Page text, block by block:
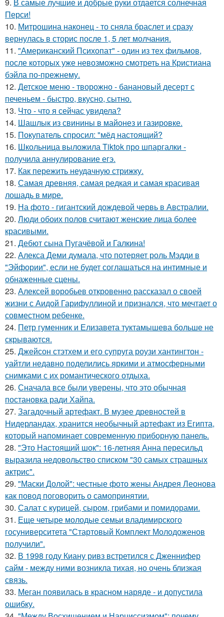
9. В самые лучшие и добрые руки отдается солнечная
Перси!
10. Митрошина наконец - то сняла браслет и сразу
вернулась в сторис после 1, 5 лет молчания.
11. "Американский Психопат" - один из тех фильмов,
после которых уже невозможно смотреть на Кристиана
бэйла по-прежнему.
12. Детское меню - творожно - банановый десерт с
печеньем - быстро, вкусно, сытно.
13. Что - что я сейчас увидела?
14. Шашлык из свинины в майонез и газировке.
15. Покупатель спросил: "мёд настоящий?
16. Школьница выложила Tiktok про шпаргалки -
получила аннулирование егэ.
17. Как пережить неудачную стрижку.
18. Самая древняя, самая редкая и самая красивая
лошадь в мире.
19. На фото - гигантский дождевой червь в Австралии.
20. Люди обоих полов считают женские лица более
красивыми.
21. Дебют сына Пугачёвой и Галкина!
22. Алекса Деми думала, что потеряет роль Мэдди в
"Эйфории", если не будет соглашаться на интимные и
обнаженные сцены.
23. Алексей воробьев откровенно рассказал о своей
жизни с Аидой Гарифуллиной и признался, что мечтает о
совместном ребенке.
24. Петр гуменник и Елизавета туктамышева больше не
скрываются.
25. Джейсон стэтхем и его супруга роузи хантингтон -
уайтли недавно поделились яркими и атмосферными
снимками с их романтического отдыха.
26. Сначала все были уверены, что это обычная
постановка ради Хайпа.
27. Загадочный артефакт. В музее древностей в
Нидерландах, хранится необычный артефакт из Египта,
который напоминает современную приборную панель.
28. "Это Настоящий шок": 16-летняя Анна пересильд
выразила недовольство списком "30 самых страшных
актрис".
29. "Маски Долой": честные фото жены Андрея Леонова
как повод поговорить о самопринятии.
30. Салат с курицей, сыром, грибами и помидорами.
31. Еще четыре молодые семьи владимирского
госуниверситета "Стартовый Комплект Молодоженов
получили".
32. В 1998 году Киану ривз встретился с Дженнифер
сайм - между ними возникла тихая, но очень близкая
связь.
33. Меган появилась в красном наряде - и допустила
ошибку.